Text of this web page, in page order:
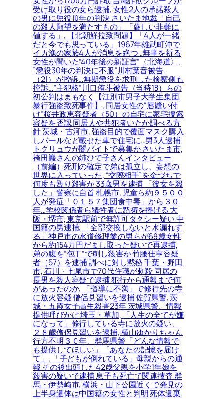
受け取り役の女ら逮捕, 女性2人の承諾殺人
の男に懲役10年の判決 さいたま地裁「自己
の殺人願望を満たすもの」「厳しい非難に
値する」, 【北朝鮮拉致問題】「4人が一緒
だと今でも思っている」1967年雄武町沖で
イカ漁の家族4人が消息を絶つ…無事を祈る
女性が聞いた”40年後の新証言”〈北海道〉,
”懲役30年の判決に不服”川村葉音被告
（21）が控訴…無期懲役を求刑した検察側も
控訴…”主犯格”川口侑斗被告（当時18）らの
初公判はまもなく【江別市男子大学生集団
暴行強盗致死事件】, 同居女性の“唇縫い付
け”桜井政恵容疑者（50）の自宅に家宅捜索
容疑を否認 同居人や共犯者いたか調べる方
針 茨城・古河市, 強盗目的で覆面マスク購入
しバールなど載せた車で住宅に…男3人逮捕
トクリュウが闇バイトで募集か さいたま市,
袴田巖さんの姉ひで子さんインタビュー
（前編）死刑の確定で弟は孤立し、妄想の
世界に入っていった, “交際相手”を金づちで
何度も殴り殺害か 33歳男を逮捕 「彼女を殺
した」警察に自首 札幌市, 児童ら約９５００
人が発症「Ｏ１５７集団食中毒」から３０
年…学校関係者ら犠牲者に黙祷を捧げる 大
阪・堺市, 東京駅前で無許可タクシー疑い 中
国籍の男逮捕, 「全部交換しないと水漏れす
る」神戸市の水道修理業の男らが69歳女性
から約154万円だまし取った疑いで再逮捕,
弟の腹を“包丁”で刺し殺害か 竹腰佳亨容疑
者（57）を逮捕 調べに対し黙秘 千葉・野田
市, 石川・七尾市で70代住職が刺殺 同居の
長男を殺人容疑で逮捕 犯行から通報まで何
があったのか, 「指導に不満」で修行先の寺
に放火容疑 僧侶見習いを逮捕 佐賀県警, 茨
城・五霞女子高生殺害23年 茨城県警、情報
提供呼びかけ 埼玉・草加, 「人生の全てが嫌
になって」修行している寺に放火の疑い、
２８歳僧侶見習いを逮捕, 横山ゆかりちゃん
行方不明３０年、群馬県警「どんな情報で
も提供してほしい」「あなたの記憶を届け
て」, 「子どもが倒れている」母親からの通
報 その後出頭した42歳父親を小学1年娘を
殺害の疑いで逮捕 息子も死亡で関連捜査 群
馬・伊勢崎市, 横浜・山下公園近くで発見の
上半身遺体は中国籍の女性と判明 死体遺棄